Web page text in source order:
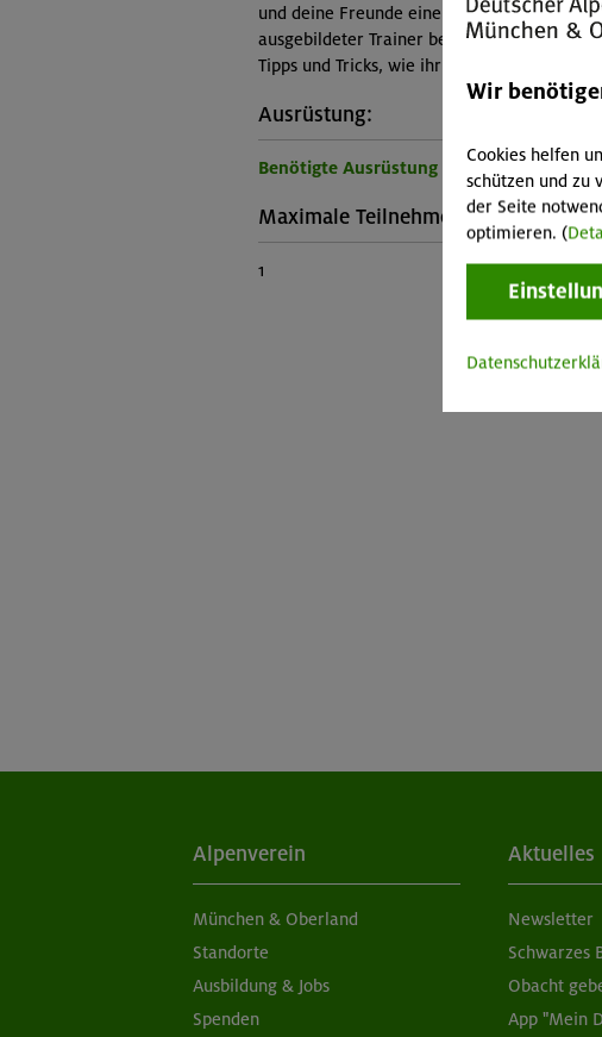
und deine Freunde eine Menge Spaß und
ausgebildeter Trainer begleitet euch für 2,5
Tipps und Tricks, wie ihr die Kletterwände
Ausrüstung:
Benötigte Ausrüstung für diese
Maximale Teilnehmerzahl:
1
Alpenverein
München & Oberland
Standorte
Ausbildung & Jobs
Spenden
Aktuelles
Newsletter
Schwarzes
Obacht
App "Mein
Wir
Cookies helfen
schützen und zu
der Seite
optimieren. (